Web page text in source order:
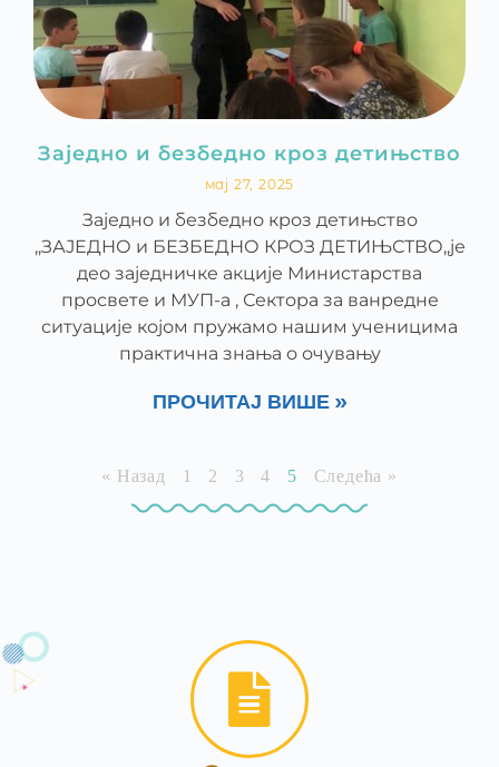
Заједно и безбедно кроз детињство
мај 27, 2025
Заједно и безбедно кроз детињство
,,ЗАЈЕДНО и БЕЗБЕДНО КРОЗ ДЕТИЊСТВО,,је
део заједничке акције Министарства
просвете и МУП-а , Сектора за ванредне
ситуације којом пружамо нашим ученицима
практична знања о очувању
ПРОЧИТАЈ ВИШЕ »
« Назад 1 2 3 4 5 Следећа »